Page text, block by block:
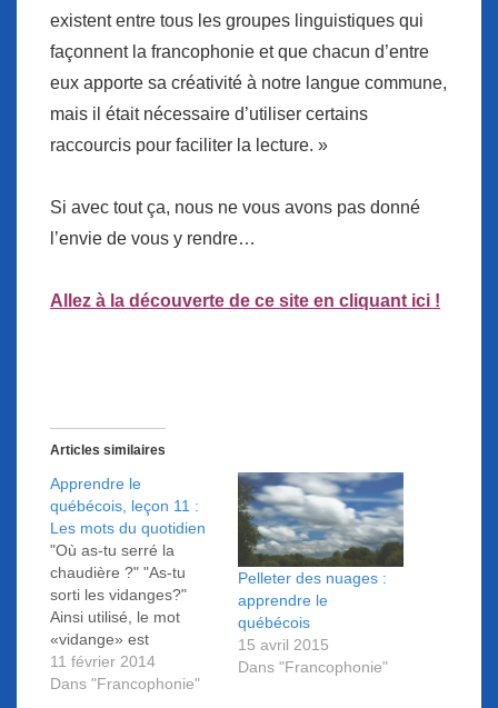
existent entre tous les groupes linguistiques qui
façonnent la francophonie et que chacun d’entre
eux apporte sa créativité à notre langue commune,
mais il était nécessaire d’utiliser certains
raccourcis pour faciliter la lecture. »
Si avec tout ça, nous ne vous avons pas donné
l’envie de vous y rendre…
Allez à la découverte de ce site en cliquant ici !
Articles similaires
Apprendre le
québécois, leçon 11 :
Les mots du quotidien
"Où as-tu serré la
chaudière ?" "As-tu
sorti les vidanges?"
Ainsi utilisé, le mot
«vidange» est
synonyme de déchets,
ordures ou poubelles.
11 février 2014
Dans "Francophonie"
Pelleter des nuages :
apprendre le
québécois
15 avril 2015
Dans "Francophonie"